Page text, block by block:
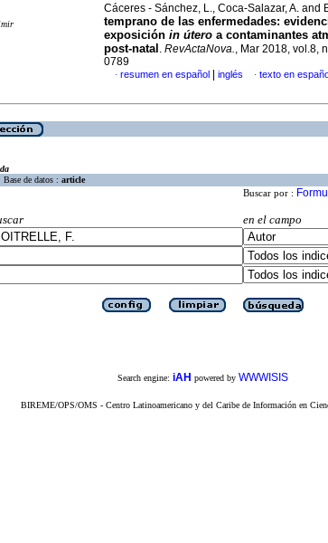
Cáceres - Sánchez, L., Coca-Salazar, A. and
temprano de las enfermedades:
exposición in útero a contaminantes
post-natal . RevActaNova., Mar 2018, vol.8,
0789
· resumen en español inglés · texto en
Base de datos : article
Buscar por :
en el campo
Search engine: iAH powered by WWWISIS
BIREME/OPS/OMS - Centro Latinoamericano y del Caribe de Información en